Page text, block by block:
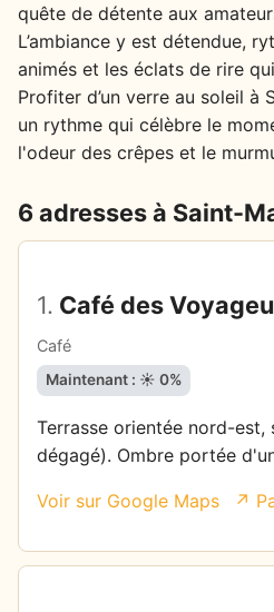
quête de détente aux
L’ambiance y est détendue,
animés et les éclats de rire
Profiter d’un verre au soleil à
un rythme qui célèbre le
l'odeur des crêpes et le
6 adresses à Saint-
1. Café des
Café
Maintenant : ☀️ 0%
Terrasse orientée nord-est,
dégagé). Ombre portée
Voir sur Google Maps ↗